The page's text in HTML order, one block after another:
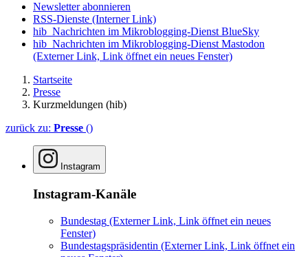
Newsletter abonnieren
RSS-Dienste (Interner Link)
hib_Nachrichten im Mikroblogging-Dienst BlueSky
hib_Nachrichten im Mikroblogging-Dienst Mastodon
(Externer Link, Link öffnet ein neues Fenster)
Startseite
Presse
Kurzmeldungen (hib)
zurück zu: Presse ()
Instagram
Instagram-Kanäle
Bundestag (Externer Link, Link öffnet ein neues
Fenster)
Bundestagspräsidentin (Externer Link, Link öffnet ein